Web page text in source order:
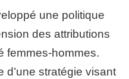
une politique
des attributions
femmes-hommes.
d’une stratégie visant